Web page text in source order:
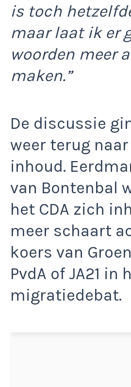
is toch
maar laat ik er
woorden meer
maken.”
De discussie
weer terug naar
inhoud.
van Bontenbal
het CDA zich
meer schaart
koers van
PvdA of JA21 in
migratiedebat.